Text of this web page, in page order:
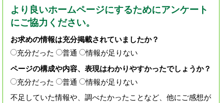
より良いホームページにするためにアンケート
にご協力ください。
お求めの情報は充分掲載されていましたか？
充分だった
普通
情報が足りない
ページの構成や内容、表現はわかりやすかったでしょうか？
充分だった
普通
情報が足りない
不足していた情報や、調べたかったことなど、他にご感想が